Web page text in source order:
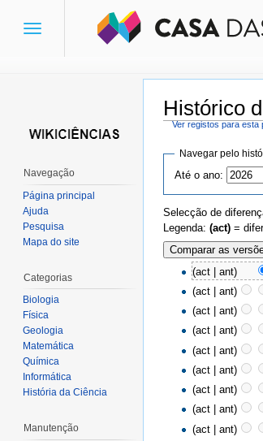
Histórico
Ver registos para esta
Navegar pelo
Até o ano:
Selecção de
Legenda: (act) =
(act | ant)
(act | ant)
(act | ant)
(act | ant)
(act | ant)
(act | ant)
(act | ant)
(act | ant)
(act | ant)
Toggle
Navegação
Página principal
Ajuda
Pesquisa
Mapa do site
Categorias
Biologia
Física
Geologia
Matemática
Química
Informática
História da Ciência
Manutenção